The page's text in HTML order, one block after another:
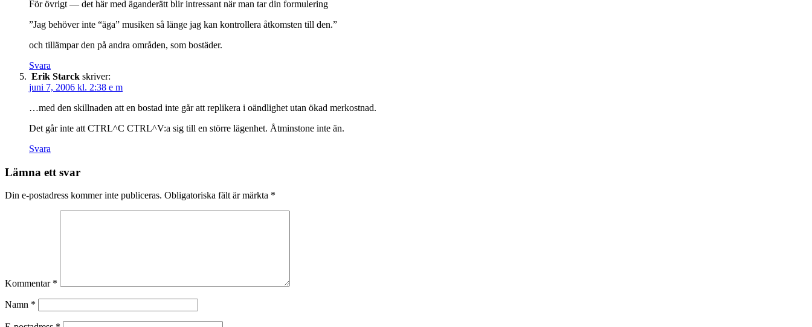
För övrigt — det här med äganderätt blir intressant när man tar din formulering
”Jag behöver inte “äga” musiken så länge jag kan kontrollera åtkomsten till den.”
och tillämpar den på andra områden, som bostäder.
Svara
Erik Starck skriver:
juni 7, 2006 kl. 2:38 e m
…med den skillnaden att en bostad inte går att replikera i oändlighet utan ökad merkostnad.
Det går inte att CTRL^C CTRL^V:a sig till en större lägenhet. Åtminstone inte än.
Svara
Lämna ett svar
Din e-postadress kommer inte publiceras. Obligatoriska fält är märkta *
Kommentar *
Namn *